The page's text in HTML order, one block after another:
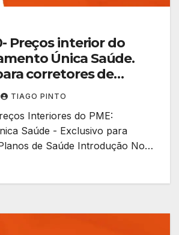
Preços interior do
Única Saúde.
corretores de
TIAGO PINTO
Interiores do PME:
Saúde - Exclusivo para
de Saúde Introdução No…